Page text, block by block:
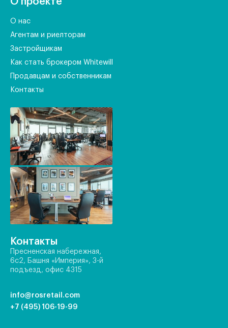
О нас
Агентам и риелторам
Застройщикам
Как стать брокером Whitewill
Продавцам и собственникам
Контакты
Контакты
Пресненская набережная,
6с2, Башня «Империя», 3-й
подъезд, офис 4315
info@rosretail.com
+7 (495) 106-19-99